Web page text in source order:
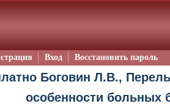
Вход Восстановить пароль
Боговин Л.В.,
особенности больных